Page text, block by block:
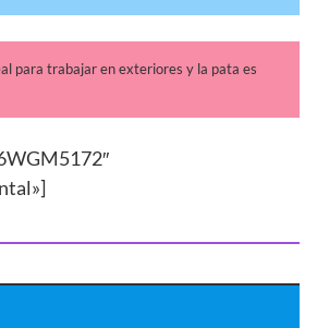
para trabajar en exteriores y la pata es